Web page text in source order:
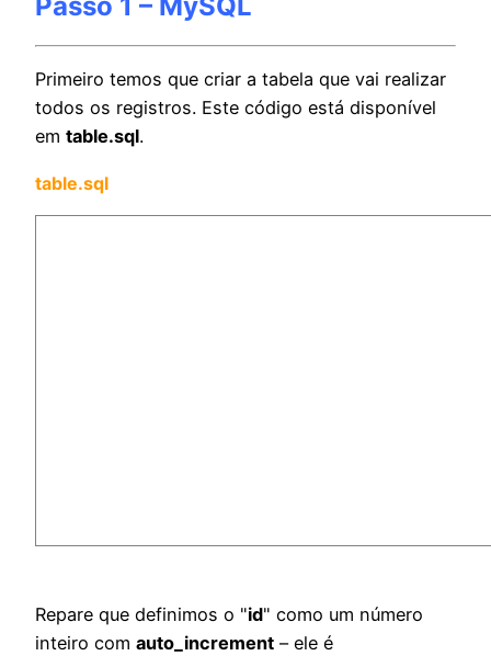
Primeiro temos que criar a tabela que vai realizar
todos os registros. Este código está disponível
em table.sql.
table.sql
Repare que definimos o "id" como um número
inteiro com auto_increment – ele é